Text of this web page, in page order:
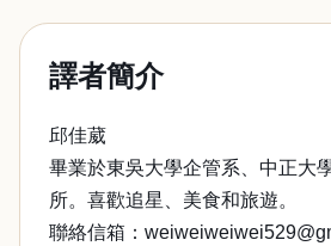
譯者簡介
邱佳葳
畢業於東吳大學企管系、中正大
所。喜歡追星、美食和旅遊。
聯絡信箱：